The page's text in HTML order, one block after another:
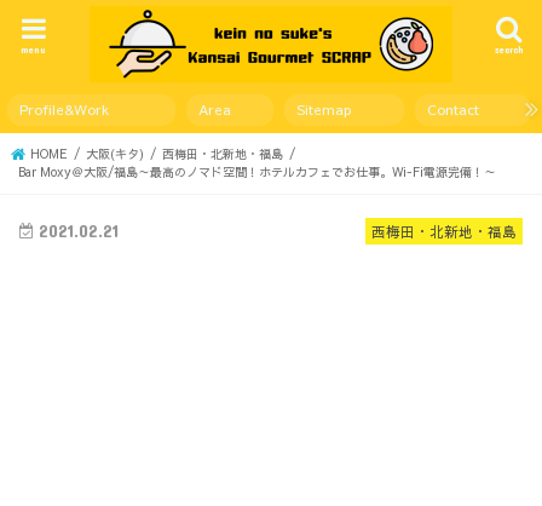
search
menu
Profile&Work Area Sitemap Contact
HOME 大阪(キタ)
西梅田・北新地・福島
Bar Moxy＠大阪/福島～最高のノマド空間！ホテルカフェでお仕事。Wi-Fi電源完備！～
西梅田・北新地・福島
2021.02.21